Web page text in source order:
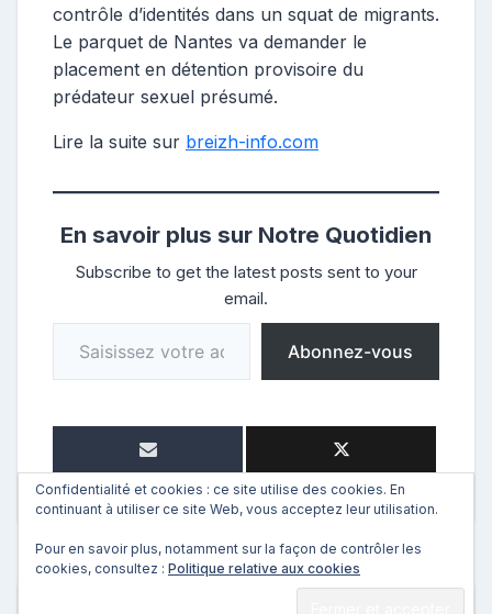
contrôle d’identités dans un squat de migrants.
Le parquet de Nantes va demander le
placement en détention provisoire du
prédateur sexuel présumé.
Lire la suite sur breizh-info.com
En savoir plus sur Notre Quotidien
Subscribe to get the latest posts sent to your
email.
Saisissez votre adresse e-mail…
Abonnez-vous
Confidentialité et cookies : ce site utilise des cookies. En
continuant à utiliser ce site Web, vous acceptez leur utilisation.
Pour en savoir plus, notamment sur la façon de contrôler les
cookies, consultez : Politique relative aux cookies